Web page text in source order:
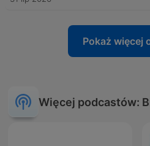
Pokaż więcej
Więcej podcastów: